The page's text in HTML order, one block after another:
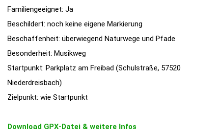
Familiengeeignet: Ja
Beschildert: noch keine eigene Markierung
Beschaffenheit: überwiegend Naturwege und Pfade
Besonderheit: Musikweg
Startpunkt: Parkplatz am Freibad (Schulstraße, 57520
Niederdreisbach)
Zielpunkt: wie Startpunkt
Download GPX-Datei & weitere Infos